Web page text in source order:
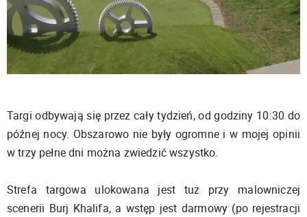
Targi odbywają się przez cały tydzień, od godziny 10:30 do
późnej nocy. Obszarowo nie były ogromne i w mojej opinii
w trzy pełne dni można zwiedzić wszystko.
Strefa targowa ulokowana jest tuż przy malowniczej
scenerii Burj Khalifa, a wstęp jest darmowy (po rejestracji